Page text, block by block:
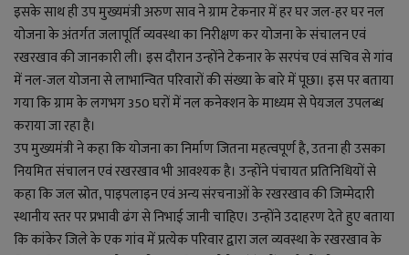
इसके साथ ही उप मुख्यमंत्री अरुण साव ने ग्राम टेकनार में हर घर जल-हर घर नल
योजना के अंतर्गत जलापूर्ति व्यवस्था का निरीक्षण कर योजना के संचालन एवं
रखरखाव की जानकारी ली। इस दौरान उन्होंने टेकनार के सरपंच एवं सचिव से गांव
में नल-जल योजना से लाभान्वित परिवारों की संख्या के बारे में पूछा। इस पर बताया
गया कि ग्राम के लगभग 350 घरों में नल कनेक्शन के माध्यम से पेयजल उपलब्ध
कराया जा रहा है।
उप मुख्यमंत्री ने कहा कि योजना का निर्माण जितना महत्वपूर्ण है, उतना ही उसका
नियमित संचालन एवं रखरखाव भी आवश्यक है। उन्होंने पंचायत प्रतिनिधियों से
कहा कि जल स्रोत, पाइपलाइन एवं अन्य संरचनाओं के रखरखाव की जिम्मेदारी
स्थानीय स्तर पर प्रभावी ढंग से निभाई जानी चाहिए। उन्होंने उदाहरण देते हुए बताया
कि कांकेर जिले के एक गांव में प्रत्येक परिवार द्वारा जल व्यवस्था के रखरखाव के